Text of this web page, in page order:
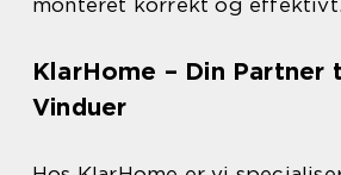
monteret korrekt og effektivt.
KlarHome – Din Partner
Vinduer